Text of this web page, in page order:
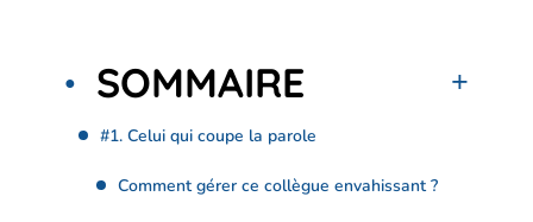
SOMMAIRE
#1. Celui qui coupe la parole
Comment gérer ce collègue envahissant ?